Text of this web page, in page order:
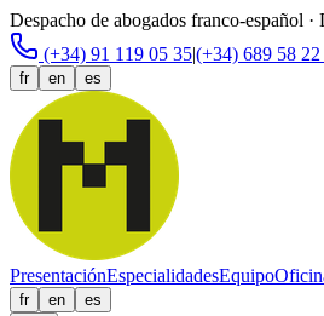
Despacho de abogados franco-español ·
(+34) 91 119 05 35|(+34) 689 58 22
fr en es
PresentaciónEspecialidadesEquipo
fr en es